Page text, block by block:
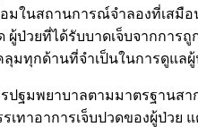
ในสถานการณ์จำลองที่เสมื
ป่วยที่ได้รับบาดเจ็บจากการ
ทุกด้านที่จำเป็นในการดูแล
ปฐมพยาบาลตามมาตรฐานสา
เทาอาการเจ็บปวดของผู้ป่ว